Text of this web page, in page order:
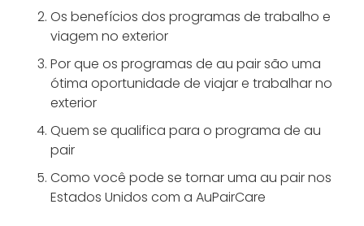
Os benefícios dos programas de trabalho e
viagem no exterior
Por que os programas de au pair são uma
ótima oportunidade de viajar e trabalhar no
exterior
Quem se qualifica para o programa de au
pair
Como você pode se tornar uma au pair nos
Estados Unidos com a AuPairCare